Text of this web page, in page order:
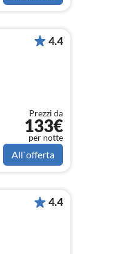
4.4
Prezzi da
133€
per notte
All`offerta
4.4